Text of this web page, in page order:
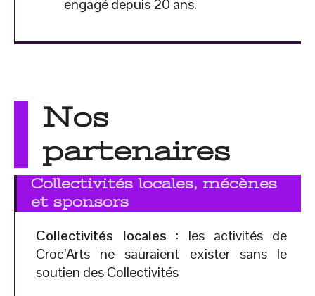
engagé depuis 20 ans.
Nos
partenaires
Collectivités locales, mécènes
et sponsors
Collectivités locales : les activités de
Croc’Arts ne sauraient exister sans le
soutien des Collectivités